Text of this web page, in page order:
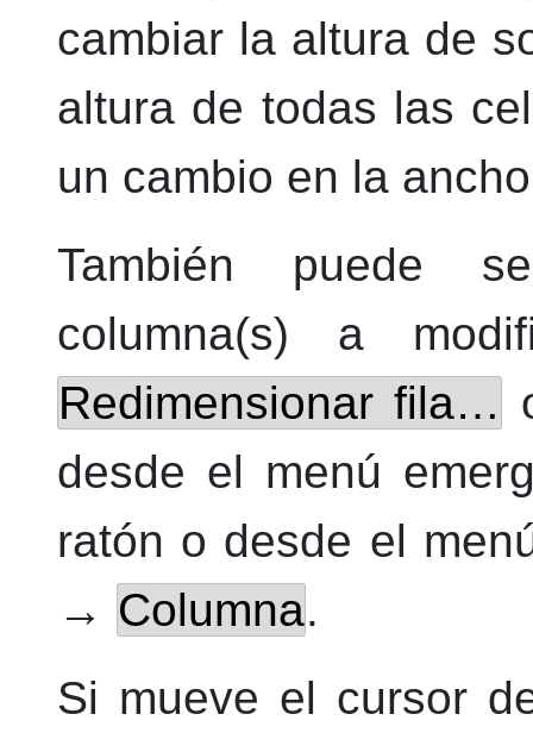
cambiar la altura de
altura de todas las
un cambio en la
También puede
columna(s) a
Redimensionar fila…
desde el menú
ratón o desde el
→ Columna.
Si mueve el cursor